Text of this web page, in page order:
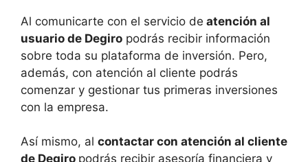
Al comunicarte con el servicio de atención al
usuario de Degiro podrás recibir información
sobre toda su plataforma de inversión. Pero,
además, con atención al cliente podrás
comenzar y gestionar tus primeras inversiones
con la empresa.
Así mismo, al contactar con atención al cliente
de Degiro podrás recibir asesoría financiera y